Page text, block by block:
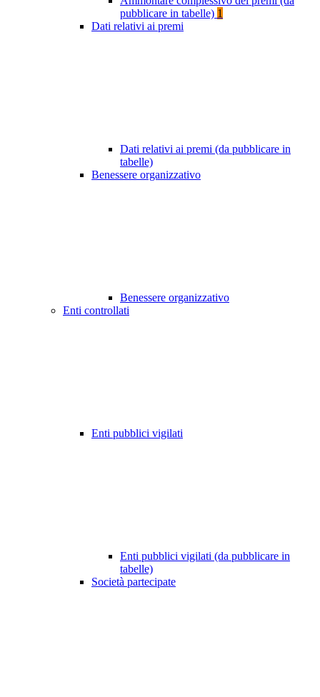
pubblicare in tabelle) 1
Dati relativi ai premi
Dati relativi ai premi (da pubblicare in
tabelle)
Benessere organizzativo
Benessere organizzativo
Enti controllati
Enti pubblici vigilati
Enti pubblici vigilati (da pubblicare in
tabelle)
Società partecipate